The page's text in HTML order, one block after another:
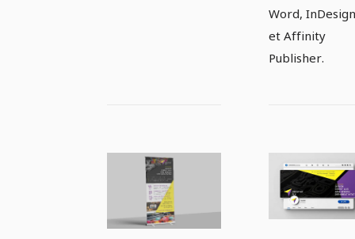
Word, InDesign
et Affinity
Publisher.